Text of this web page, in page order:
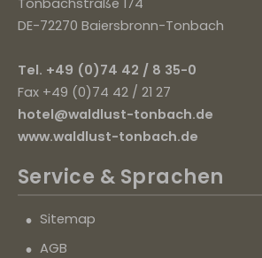
Tonbachstraße 174
DE-72270 Baiersbronn-Tonbach
Tel. +49 (0)74 42 / 8 35-0
Fax +49 (0)74 42 / 21 27
hotel@waldlust-tonbach.de
www.waldlust-tonbach.de
Service & Sprachen
Sitemap
AGB